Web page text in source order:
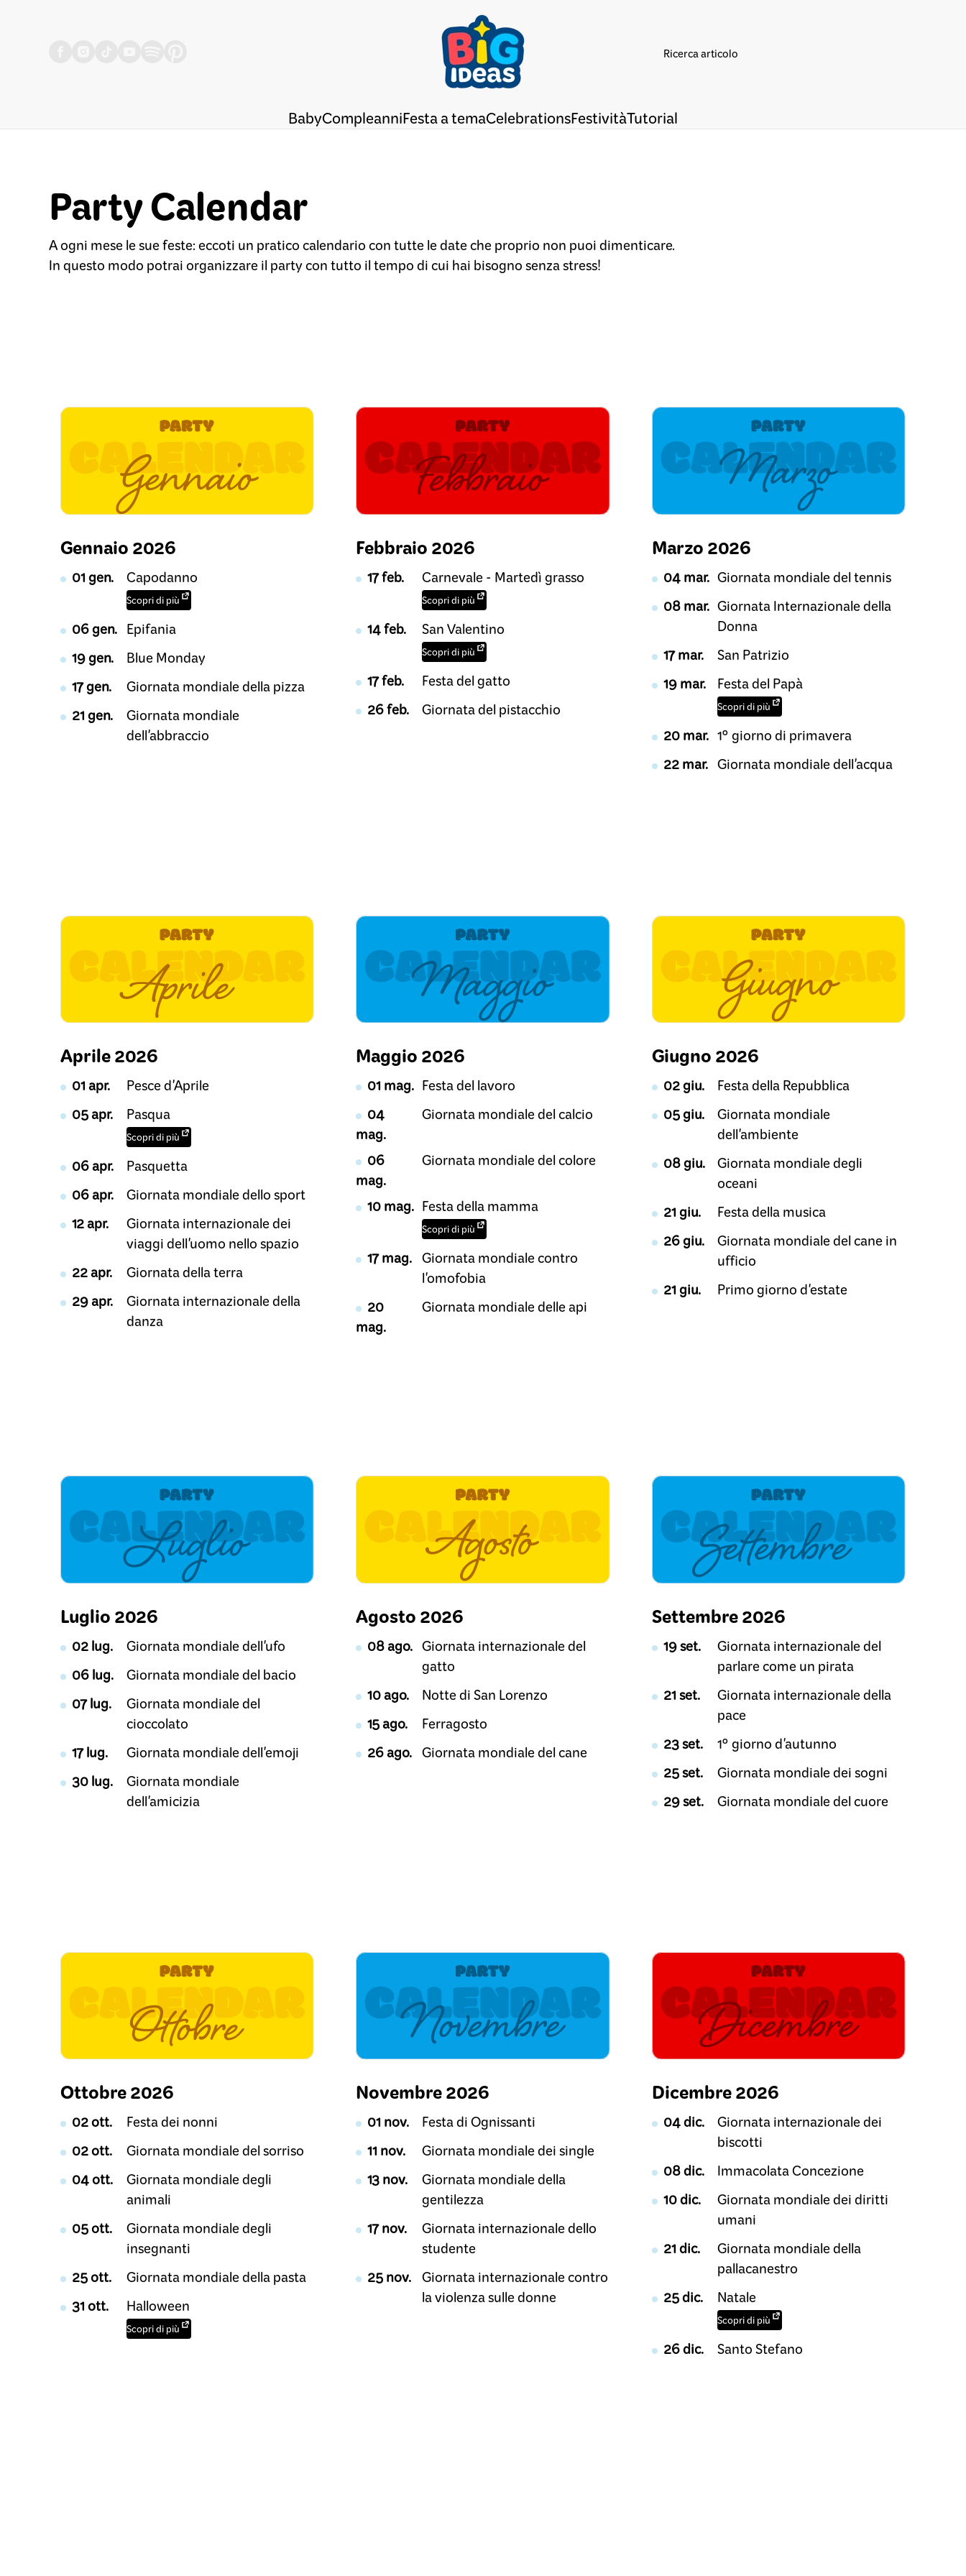
BabyCompleanniFesta a temaCelebrationsFestivitàTutorial
Party Calendar
A ogni mese le sue feste: eccoti un pratico calendario con tutte le date che proprio non puoi dimenticare.
In questo modo potrai organizzare il party con tutto il tempo di cui hai bisogno senza stress!
Gennaio 2026
01 gen. Capodanno
Scopri di più
06 gen. Epifania
19 gen.
Blue Monday
17 gen.
Giornata mondiale della pizza
21 gen.
Giornata mondiale
dell'abbraccio
Febbraio 2026
17 feb. Carnevale - Martedì grasso
Scopri di più
14 feb. San Valentino
Scopri di più
17 feb.
Festa del gatto
26 feb.
Giornata del pistacchio
Marzo 2026
04 mar. Giornata mondiale del tennis
08 mar. Giornata Internazionale della
Donna
17 mar.
San Patrizio
19 mar.
Festa del Papà
Scopri di più
20 mar. 1° giorno di primavera
22 mar. Giornata mondiale dell'acqua
Aprile 2026
01 apr.
Pesce d'Aprile
05 apr.
Pasqua
Scopri di più
06 apr.
Pasquetta
06 apr.
Giornata mondiale dello sport
12 apr.
Giornata internazionale dei
viaggi dell'uomo nello spazio
22 apr.
Giornata della terra
29 apr.
Giornata internazionale della
danza
Maggio 2026
01 mag. Festa del lavoro
04
mag.
Giornata mondiale del calcio
06
mag.
Giornata mondiale del colore
10 mag. Festa della mamma
Scopri di più
17 mag. Giornata mondiale contro
l'omofobia
20
mag.
Giornata mondiale delle api
Giugno 2026
02 giu.
Festa della Repubblica
05 giu.
Giornata mondiale
dell'ambiente
08 giu.
Giornata mondiale degli
oceani
21 giu.
Festa della musica
26 giu.
Giornata mondiale del cane in
ufficio
21 giu.
Primo giorno d'estate
Luglio 2026
02 lug.
Giornata mondiale dell'ufo
06 lug.
Giornata mondiale del bacio
07 lug.
Giornata mondiale del
cioccolato
17 lug.
Giornata mondiale dell'emoji
30 lug.
Giornata mondiale
dell'amicizia
Agosto 2026
08 ago. Giornata internazionale del
gatto
10 ago.
Notte di San Lorenzo
15 ago.
Ferragosto
26 ago. Giornata mondiale del cane
Settembre 2026
19 set.
Giornata internazionale del
parlare come un pirata
21 set.
Giornata internazionale della
pace
23 set.
1° giorno d'autunno
25 set.
Giornata mondiale dei sogni
29 set.
Giornata mondiale del cuore
Ottobre 2026
02 ott.
Festa dei nonni
02 ott.
Giornata mondiale del sorriso
04 ott.
Giornata mondiale degli
animali
05 ott.
Giornata mondiale degli
insegnanti
25 ott.
Giornata mondiale della pasta
31 ott.
Halloween
Scopri di più
Novembre 2026
01 nov.
Festa di Ognissanti
11 nov.
Giornata mondiale dei single
13 nov.
Giornata mondiale della
gentilezza
17 nov.
Giornata internazionale dello
studente
25 nov. Giornata internazionale contro
la violenza sulle donne
Dicembre 2026
04 dic.
Giornata internazionale dei
biscotti
08 dic.
Immacolata Concezione
10 dic.
Giornata mondiale dei diritti
umani
21 dic.
Giornata mondiale della
pallacanestro
25 dic.
Natale
Scopri di più
26 dic. Santo Stefano